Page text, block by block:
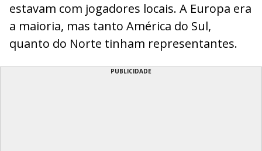
estavam com jogadores locais. A Europa era
a maioria, mas tanto América do Sul,
quanto do Norte tinham representantes.
PUBLICIDADE